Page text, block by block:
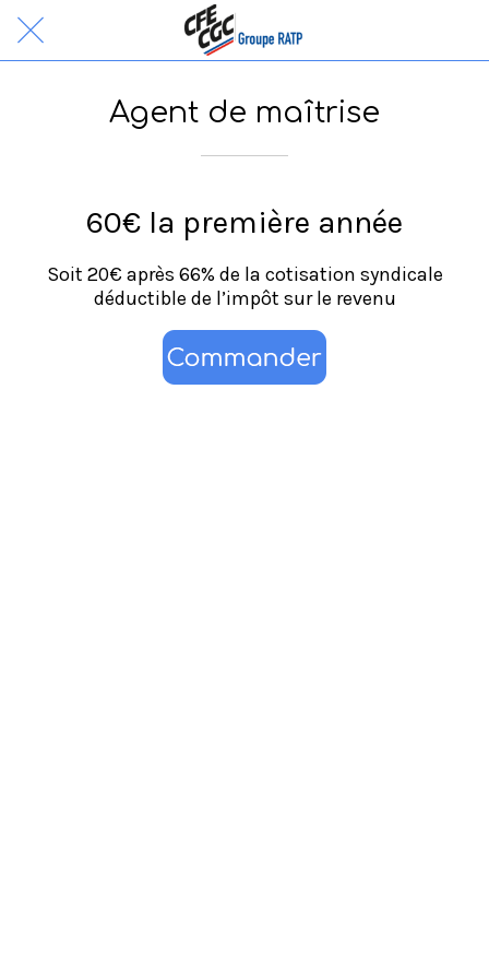
Agent de maîtrise
60€ la première année
Soit 20€ après 66% de la cotisation syndicale
déductible de l’impôt sur le revenu